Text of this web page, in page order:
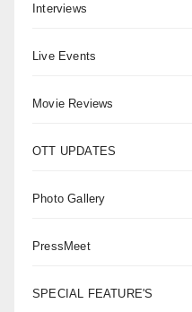
Interviews
Live Events
Movie Reviews
OTT UPDATES
Photo Gallery
PressMeet
SPECIAL FEATURE'S